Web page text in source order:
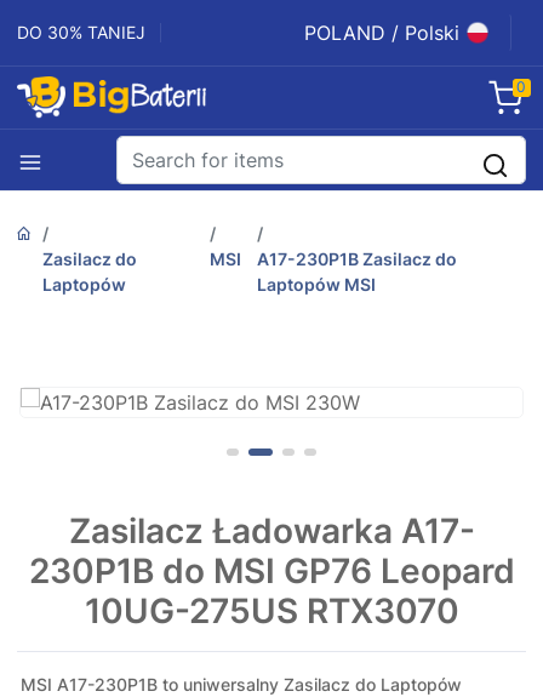
DO 30% TANIEJ POLAND / Polski
0
Zasilacz do
Laptopów
MSI
A17-230P1B Zasilacz do
Laptopów MSI
Zasilacz Ładowarka A17-
230P1B do MSI GP76 Leopard
10UG-275US RTX3070
MSI A17-230P1B to uniwersalny Zasilacz do Laptopów